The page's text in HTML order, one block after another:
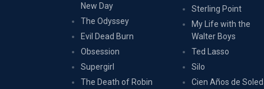
New Day
The Odyssey
Evil Dead Burn
Obsession
Supergirl
The Death of Robin
Sterling Point
My Life with the
Walter Boys
Ted Lasso
Silo
Cien Años de